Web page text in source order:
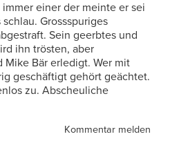
einer der meinte er sei
Grossspuriges
Sein geerbtes und
ihn trösten, aber
Bär erledigt. Wer mit
geschäftigt gehört geächtet.
zu. Abscheuliche
Kommentar melden